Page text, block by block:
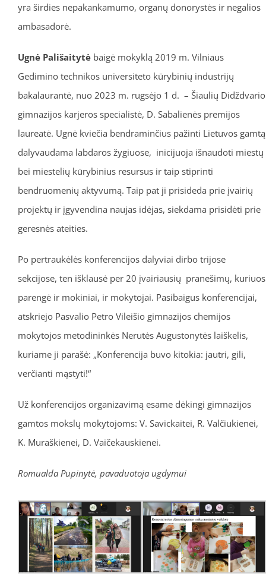
yra širdies nepakankamumo, organų donorystės ir negalios
ambasadorė.
Ugnė Pališaitytėbaigė mokyklą 2019 m. Vilniaus
Gedimino technikos universiteto kūrybinių industrijų
bakalaurantė, nuo 2023 m. rugsėjo 1 d. – Šiaulių Didždvario
gimnazijos karjeros specialistė, D. Sabalienės premijos
laureatė. Ugnė kviečia bendraminčius pažinti Lietuvos gamtą
dalyvaudama labdaros žygiuose, inicijuoja išnaudoti miestų
bei miestelių kūrybinius resursus ir taip stiprinti
bendruomenių aktyvumą. Taip pat ji prisideda prie įvairių
projektų ir įgyvendina naujas idėjas, siekdama prisidėti prie
geresnės ateities.
Po pertraukėlės konferencijos dalyviai dirbo trijose
sekcijose, ten išklausė per 20 įvairiausių pranešimų, kuriuos
parengė ir mokiniai, ir mokytojai. Pasibaigus konferencijai,
atskriejo Pasvalio Petro Vileišio gimnazijos chemijos
mokytojos metodininkės Nerutės Augustonytės laiškelis,
kuriame ji parašė: „Konferencija buvo kitokia: jautri, gili,
verčianti mąstyti!“
Už konferencijos organizavimą esame dėkingi gimnazijos
gamtos mokslų mokytojoms: V. Savickaitei, R. Valčiukienei,
K. Muraškienei, D. Vaičekauskienei.
Romualda Pupinytė, pavaduotoja ugdymui